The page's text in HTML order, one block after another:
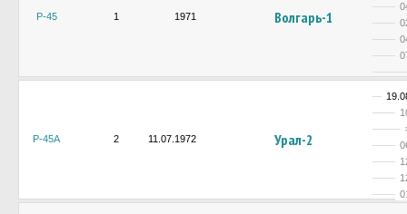
Р-45 1 1971 Волгарь-1
Р-45А 2 11.07.1972 Урал-2